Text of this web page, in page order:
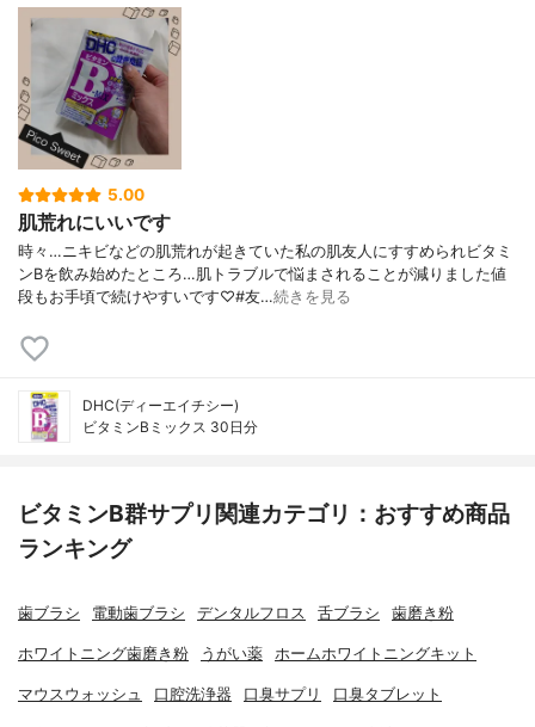
5.00
肌荒れにいいです
時々…ニキビなどの肌荒れが起きていた私の肌友人にすすめられビタミ
ンBを飲み始めたところ…肌トラブルで悩まされることが減りました値
段もお手頃で続けやすいです♡#友…続きを見る
DHC(ディーエイチシー)
ビタミンBミックス 30日分
ビタミンB群サプリ関連カテゴリ：おすすめ商品
ランキング
歯ブラシ 電動歯ブラシ デンタルフロス 舌ブラシ 歯磨き粉
ホワイトニング歯磨き粉 うがい薬 ホームホワイトニングキット
マウスウォッシュ 口腔洗浄器 口臭サプリ 口臭タブレット